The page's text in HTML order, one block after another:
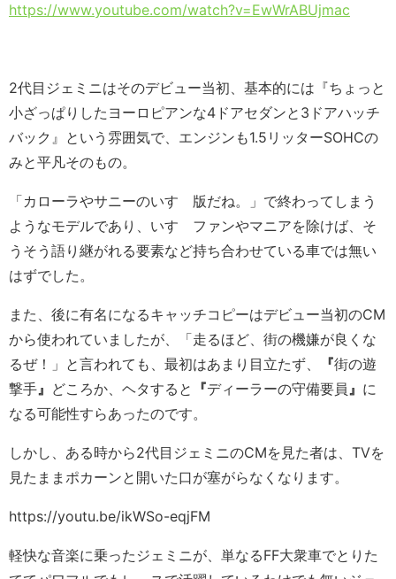
https://www.youtube.com/watch?v=EwWrABUjmac
2代目ジェミニはそのデビュー当初、基本的には『ちょっと
小ざっぱりしたヨーロピアンな4ドアセダンと3ドアハッチ
バック』という雰囲気で、エンジンも1.5リッターSOHCの
みと平凡そのもの。
「カローラやサニーのいすゞ版だね。」で終わってしまう
ようなモデルであり、いすゞファンやマニアを除けば、そ
うそう語り継がれる要素など持ち合わせている車では無い
はずでした。
また、後に有名になるキャッチコピーはデビュー当初のCM
から使われていましたが、「走るほど、街の機嫌が良くな
るぜ！」と言われても、最初はあまり目立たず、
『街の遊
撃手』 どころか、ヘタすると 『ディーラーの守備要員』 に
なる可能性すらあったのです。
しかし、ある時から2代目ジェミニのCMを見た者は、TVを
見たままポカーンと開いた口が塞がらなくなります。
https://youtu.be/ikWSo-eqjFM
軽快な音楽に乗ったジェミニが、単なるFF大衆車でとりた